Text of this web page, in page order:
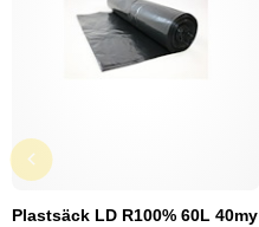
Plastsäck LD R100% 60L 40my